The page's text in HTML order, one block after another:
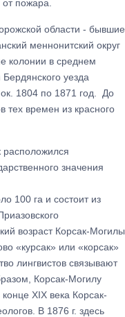
пожара.
области - бывшие
меннонитский округ
колонии в среднем
уезда
1804 по 1871 год. До
времен из красного
расположился
значения
100 га и состоит из
возраст Корсак-Могилы
«курсак» или «корсак»
лингвистов связывают
Корсак-Могилу
XIX века Корсак-
В 1876 г. здесь